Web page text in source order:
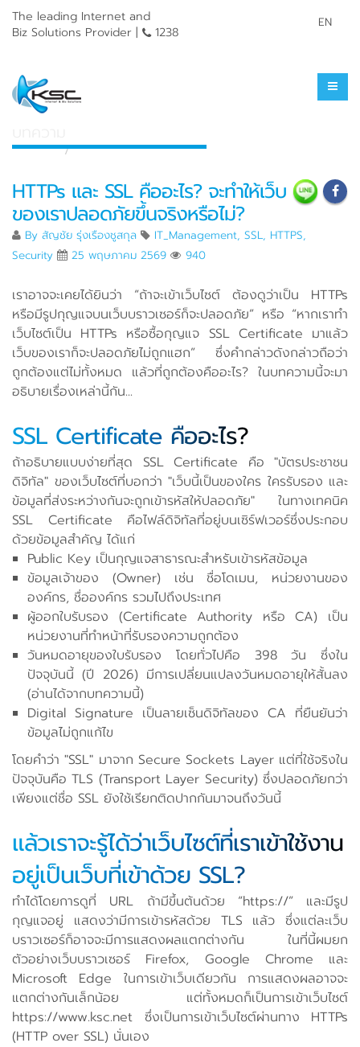
The leading Internet and
Biz Solutions Provider |
1238
EN
ศูนย์รวมความรู้
หน้าแรก ศูนย์รวมความรู้
HTTPs และ SSL คืออะไร? จะทำให้เว็บ
ของเราปลอดภัยขึ้นจริงหรือไม่?
By สัญชัย รุ่งเรืองชูสกุล IT_Management, SSL, HTTPS,
Security
25 พฤษภาคม 2569 940
เราอาจจะเคยได้ยินว่า “ถ้าจะเข้าเว็บไซต์ ต้องดูว่าเป็น HTTPs
หรือมีรูปกุญแจบนเว็บบราวเซอร์ก็จะปลอดภัย” หรือ “หากเราทำ
เว็บไซต์เป็น HTTPs หรือซื้อกุญแจ SSL Certificate มาแล้ว
เว็บของเราก็จะปลอดภัยไม่ถูกแฮก” ซึ่งคำกล่าวดังกล่าวถือว่า
ถูกต้องแต่ไม่ทั้งหมด แล้วที่ถูกต้องคืออะไร? ในบทความนี้จะมา
อธิบายเรื่องเหล่านี้กัน...
SSL Certificate คืออะไร?
ถ้าอธิบายแบบง่ายที่สุด SSL Certificate คือ "บัตรประชาชน
ดิจิทัล" ของเว็บไซต์ที่บอกว่า "เว็บนี้เป็นของใคร ใครรับรอง และ
ข้อมูลที่ส่งระหว่างกันจะถูกเข้ารหัสให้ปลอดภัย" ในทางเทคนิค
SSL Certificate คือไฟล์ดิจิทัลที่อยู่บนเซิร์ฟเวอร์ซึ่งประกอบ
ด้วยข้อมูลสำคัญ ได้แก่
Public Key เป็นกุญแจสาธารณะสำหรับเข้ารหัสข้อมูล
ข้อมูลเจ้าของ (Owner) เช่น ชื่อโดเมน, หน่วยงานของ
องค์กร, ชื่อองค์กร รวมไปถึงประเทศ
ผู้ออกใบรับรอง (Certificate Authority หรือ CA) เป็น
หน่วยงานที่ทำหน้าที่รับรองความถูกต้อง
วันหมดอายุของใบรับรอง โดยทั่วไปคือ 398 วัน ซึ่งใน
ปัจจุบันนี้ (ปี 2026) มีการเปลี่ยนแปลงวันหมดอายุให้สั้นลง
(อ่านได้จากบทความนี้)
Digital Signature เป็นลายเซ็นดิจิทัลของ CA ที่ยืนยันว่า
ข้อมูลไม่ถูกแก้ไข
โดยคำว่า "SSL" มาจาก Secure Sockets Layer แต่ที่ใช้จริงใน
ปัจจุบันคือ TLS (Transport Layer Security) ซึ่งปลอดภัยกว่า
เพียงแต่ชื่อ SSL ยังใช้เรียกติดปากกันมาจนถึงวันนี้
แล้วเราจะรู้ได้ว่าเว็บไซต์ที่เราเข้าใช้งาน
อยู่เป็นเว็บที่เข้าด้วย SSL?
ทำได้โดยการดูที่ URL ถ้ามีขึ้นต้นด้วย “https://” และมีรูป
กุญแจอยู่ แสดงว่ามีการเข้ารหัสด้วย TLS แล้ว ซึ่งแต่ละเว็บ
บราวเซอร์ก็อาจจะมีการแสดงผลแตกต่างกัน ในที่นี้ผมยก
ตัวอย่างเว็บบราวเซอร์ Firefox, Google Chrome และ
Microsoft Edge ในการเข้าเว็บเดียวกัน การแสดงผลอาจจะ
แตกต่างกันเล็กน้อย แต่ทั้งหมดก็เป็นการเข้าเว็บไซต์
https://www.ksc.net ซึ่งเป็นการเข้าเว็บไซต์ผ่านทาง HTTPs
(HTTP over SSL) นั่นเอง